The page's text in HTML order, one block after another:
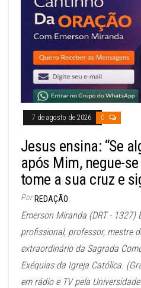
7 de agosto de 2026 0
Jesus ensina: “Se
após Mim, negue-
tome a sua cruz e
Por REDAÇÃO
Emerson Miranda (DRT - 1327)
profissional, professor, mestre
extraordinário da Sagrada
Exéquias da Igreja Católica.
em rádio e TV pela